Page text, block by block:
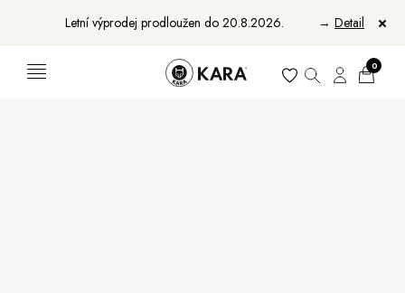
Letní výprodej prodloužen do 20.8.2026. → Detail
0